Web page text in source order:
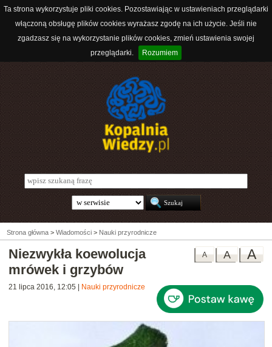
Ta strona wykorzystuje pliki cookies. Pozostawiając w ustawieniach przeglądarki
włączoną obsługę plików cookies wyrażasz zgodę na ich użycie. Jeśli nie
zgadzasz się na wykorzystanie plików cookies, zmień ustawienia swojej
przeglądarki.
Rozumiem
Strona główna > Wiadomości > Nauki przyrodnicze
A
A
A
Niezwykła koewolucja
mrówek i grzybów
21 lipca 2016, 12:05 Nauki przyrodnicze